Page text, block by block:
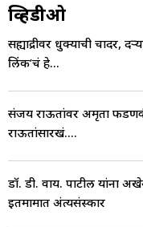
व्हिडीओ
सह्याद्रीवर धुक्याची चादर,
लिंक’चं हे...
संजय राऊतांवर अमृता
राऊतांसारखं....
डॉ. डी. वाय. पाटील यांना
इतमामात अंत्यसंस्कार